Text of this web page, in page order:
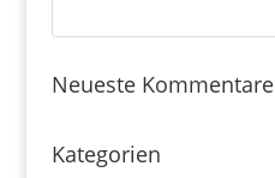
Neueste Kommentare
Kategorien